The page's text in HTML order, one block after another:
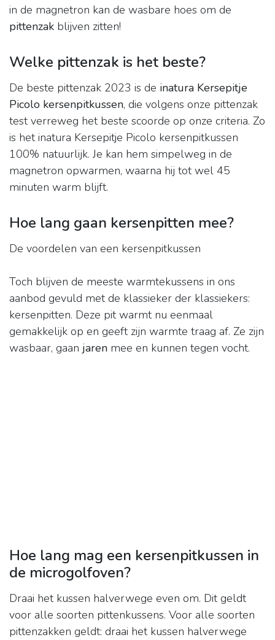
in de magnetron kan de wasbare hoes om de
pittenzak blijven zitten!
Welke pittenzak is het beste?
De beste pittenzak 2023 is de inatura Kersepitje
Picolo kersenpitkussen, die volgens onze pittenzak
test verreweg het beste scoorde op onze criteria. Zo
is het inatura Kersepitje Picolo kersenpitkussen
100% natuurlijk. Je kan hem simpelweg in de
magnetron opwarmen, waarna hij tot wel 45
minuten warm blijft.
Hoe lang gaan kersenpitten mee?
De voordelen van een kersenpitkussen
Toch blijven de meeste warmtekussens in ons
aanbod gevuld met de klassieker der klassiekers:
kersenpitten. Deze pit warmt nu eenmaal
gemakkelijk op en geeft zijn warmte traag af. Ze zijn
wasbaar, gaan jaren mee en kunnen tegen vocht.
Hoe lang mag een kersenpitkussen in
de microgolfoven?
Draai het kussen halverwege even om. Dit geldt
voor alle soorten pittenkussens. Voor alle soorten
pittenzakken geldt: draai het kussen halverwege